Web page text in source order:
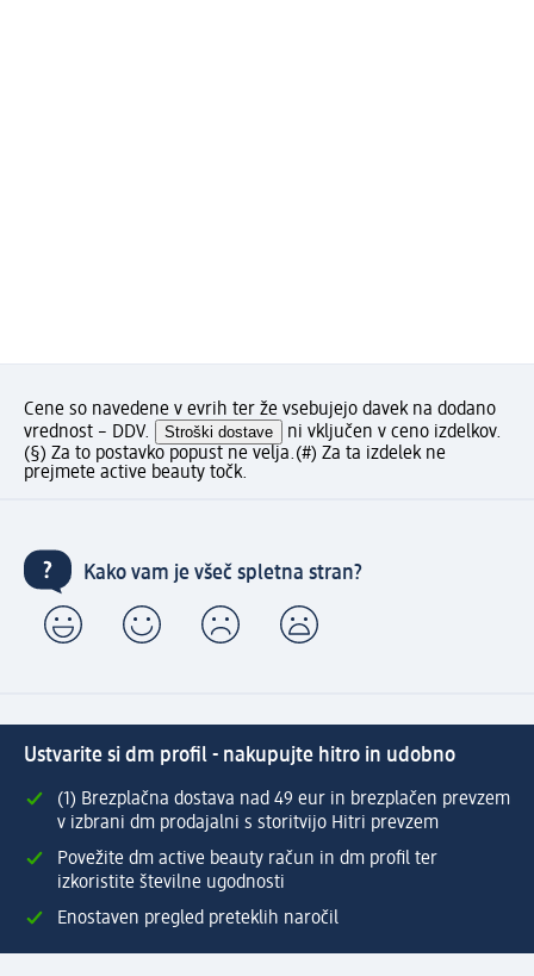
Cene so navedene v evrih ter že vsebujejo davek na dodano
vrednost – DDV.
Stroški dostave
ni vključen v ceno izdelkov.
(§) Za to postavko popust ne velja.(#) Za ta izdelek ne
prejmete active beauty točk.
Kako vam je všeč spletna stran?
Ustvarite si dm profil - nakupujte hitro in udobno
(1) Brezplačna dostava nad 49 eur in brezplačen prevzem
v izbrani dm prodajalni s storitvijo Hitri prevzem
Povežite dm active beauty račun in dm profil ter
izkoristite številne ugodnosti
Enostaven pregled preteklih naročil